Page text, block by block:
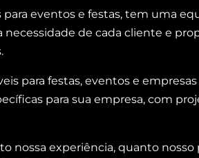
para eventos e festas, tem uma
de cada cliente e
para festas, eventos e
para sua empresa, com
nossa experiência, quanto